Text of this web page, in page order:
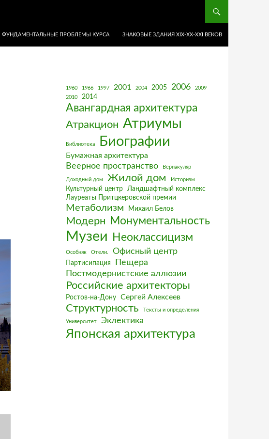
ФУНДАМЕНТАЛЬНЫЕ ПРОБЛЕМЫ КУРСА ЗНАКОВЫЕ ЗДАНИЯ XIX-ХХ-XXI ВЕКОВ
1960 1966 1997 2001 2004 2005 2006
2009
2010
2014
Авангардная архитектура
Атракцион Атриумы
Библиотека Биографии
Бумажная архитектура
Веерное пространство Вернакуляр
Доходный дом Жилой дом Историзм
Культурный центр
Ландшафтный комплекс
Лауреаты Притцкеровской премии
Метаболизм Михаил Белов
Модерн Монументальность
Музеи Неоклассицизм
Особняк Отели. Офисный центр
Партисипация
Пещера
Постмодернистские аллюзии
Российские архитекторы
Ростов-на-Дону Сергей Алексеев
Структурность Тексты и определения
Университет Эклектика
Японская архитектура